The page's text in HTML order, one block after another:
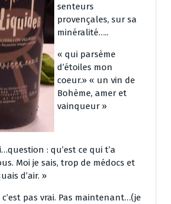
senteurs
provençales, sur sa
minéralité…..
« qui parsème
d’étoiles mon
coeur.» « un vin de
Bohème, amer et
vainqueur »
: qu’est ce qui t’a
Moi je sais, trop de médocs et
d’air. »
c’est pas vrai. Pas maintenant…(je